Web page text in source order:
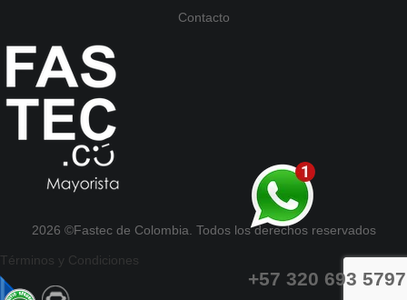
Contacto
2026 ©Fastec de Colombia. Todos los derechos reservados
Términos y Condiciones
+57 320 693 5797